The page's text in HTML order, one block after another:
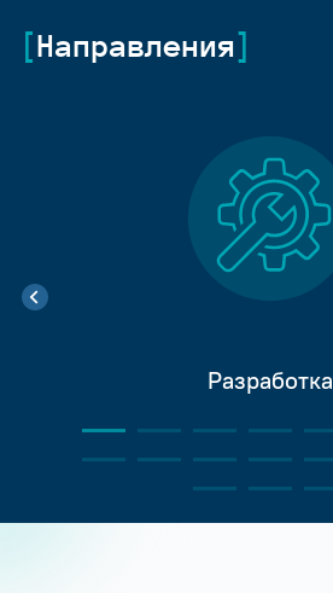
Направления
Разработка